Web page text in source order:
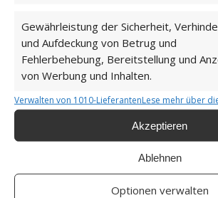
Gewährleistung der Sicherheit,
und Aufdeckung von Betrug und
Fehlerbehebung, Bereitstellung und
von Werbung und Inhalten.
Verwalten von 1010-LieferantenLese mehr über
Akzeptieren
Ablehnen
Optionen verwalten
Wie findest